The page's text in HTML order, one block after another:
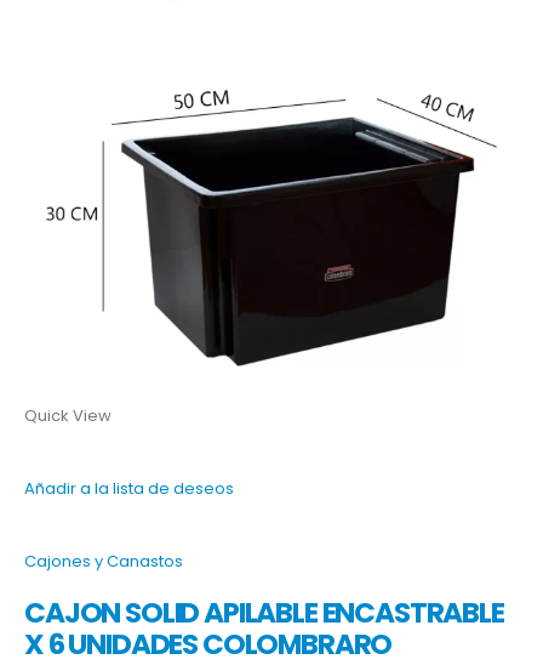
Quick View
Añadir a la lista de deseos
Cajones y Canastos
CAJON SOLID APILABLE ENCASTRABLE
X 6 UNIDADES COLOMBRARO